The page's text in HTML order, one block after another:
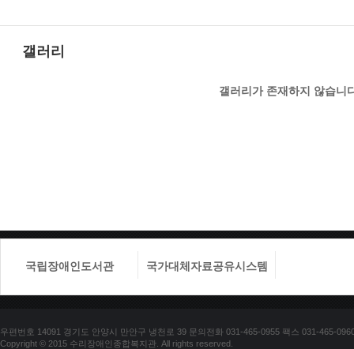
갤러리
갤러리가 존재하지 않습니
국립장애인도서관 국가대체자료공유시스템
우편번호 14091 경기도 안양시 만안구 냉천로 39 문의전화 031-465-0955 팩스 031-465-
Copyright © 2015 수리장애인종합복지관. All rights reserved.